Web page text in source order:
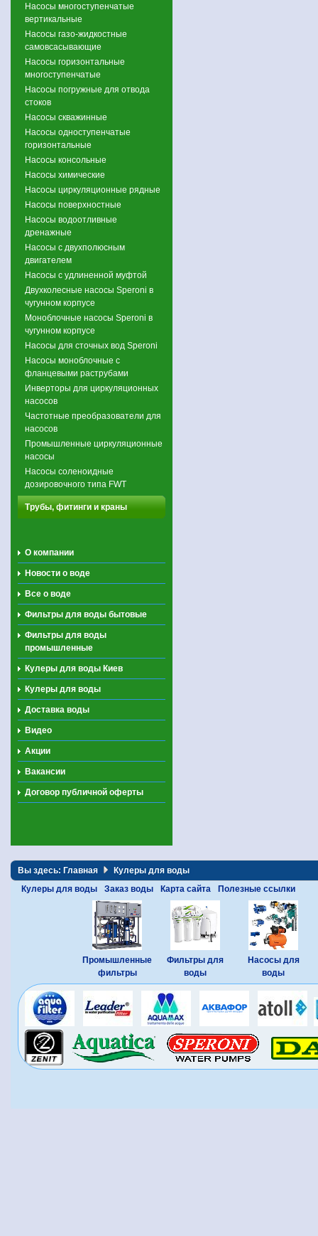
Насосы многоступенчатые
вертикальные
Насосы газо-жидкостные
самовсасывающие
Насосы горизонтальные
многоступенчатые
Насосы погружные для отвода
стоков
Насосы скважинные
Насосы одноступенчатые
горизонтальные
Насосы консольные
Насосы химические
Насосы циркуляционные рядные
Насосы поверхностные
Насосы водоотливные
дренажные
Насосы с двухполюсным
двигателем
Насосы с удлиненной муфтой
Двухколесные насосы Speroni в
чугунном корпусе
Моноблочные насосы Speroni в
чугунном корпусе
Насосы для сточных вод Speroni
Насосы моноблочные с
фланцевыми раструбами
Инверторы для циркуляционных
насосов
Частотные преобразователи для
насосов
Промышленные циркуляционные
насосы
Насосы соленоидные
дозировочного типа FWT
Трубы, фитинги и краны
О компании
Новости о воде
Все о воде
Фильтры для воды бытовые
Фильтры для воды
промышленные
Кулеры для воды Киев
Кулеры для воды
Доставка воды
Видео
Акции
Вакансии
Договор публичной оферты
Вы здесь: Главная
Кулеры для воды
Кулеры для воды
Заказ воды Карта сайта Полезные ссылки
Промышленные
фильтры
Фильтры для
воды
Насосы для
воды